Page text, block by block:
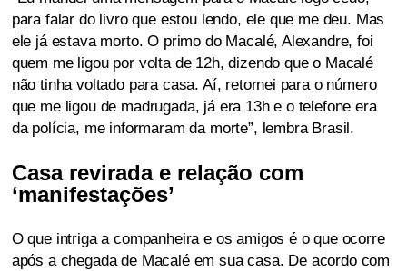
para falar do livro que estou lendo, ele que me deu. Mas
ele já estava morto. O primo do Macalé, Alexandre, foi
quem me ligou por volta de 12h, dizendo que o Macalé
não tinha voltado para casa. Aí, retornei para o número
que me ligou de madrugada, já era 13h e o telefone era
da polícia, me informaram da morte”, lembra Brasil.
Casa revirada e relação com
‘manifestações’
O que intriga a companheira e os amigos é o que ocorre
após a chegada de Macalé em sua casa. De acordo com